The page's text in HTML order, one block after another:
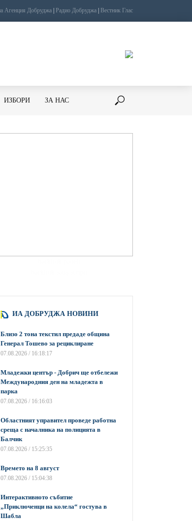
Агенция Добруджа Радио Добруджа Вестник Глас
ИЗБОРИ ЗА НАС
ИА ДОБРУДЖА НОВИНИ
Близо 2 тона текстил предаде община
Генерал Тошево за рециклиране
07.08.2026 / 16:18:17
Младежки център - Добрич ще отбележи
Международния ден на младежта в
парка
07.08.2026 / 16:16:03
Областният управител проведе работна
среща с началника на полицията в
Балчик
07.08.2026 / 15:25:35
Времето на 8 август
07.08.2026 / 15:04:38
Интерактивното събитие
„Приключенци на колела“ гостува в
Шабла